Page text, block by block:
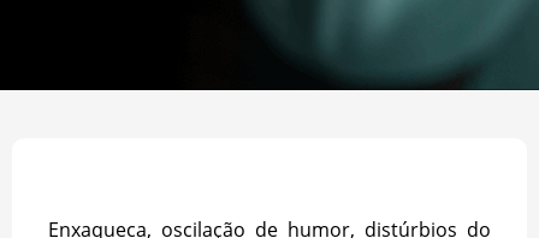
Enxaqueca, oscilação de humor, distúrbios do